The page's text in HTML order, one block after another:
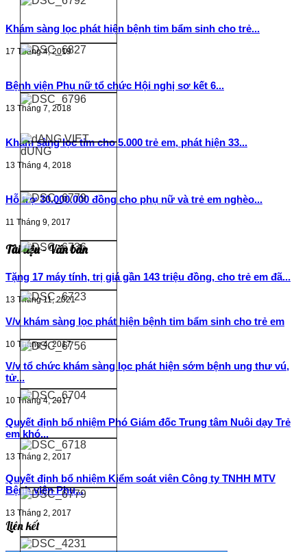
Khám sàng lọc phát hiện bệnh tim bẩm sinh cho trẻ...
17 Tháng 4, 2019
Bệnh viện Phụ nữ tổ chức Hội nghị sơ kết 6...
13 Tháng 7, 2018
Khám sàng lọc tim cho 5.000 trẻ em, phát hiện 33...
13 Tháng 4, 2018
Hỗ trợ 30.000.000 đồng cho phụ nữ và trẻ em nghèo...
11 Tháng 9, 2017
Tài liệu - Văn bản
Tặng 17 máy tính, trị giá gần 143 triệu đồng, cho trẻ em đã...
13 Tháng 11, 2021
V/v khám sàng lọc phát hiện bệnh tim bẩm sinh cho trẻ em
10 Tháng 4, 2017
V/v tổ chức khám sàng lọc phát hiện sớm bệnh ung thư vú,
tử...
10 Tháng 4, 2017
Quyết định bổ nhiệm Phó Giám đốc Trung tâm Nuôi dạy Trẻ
em khó...
13 Tháng 2, 2017
Quyết định bổ nhiệm Kiểm soát viên Công ty TNHH MTV
Bệnh viện Phụ...
13 Tháng 2, 2017
Liên kết